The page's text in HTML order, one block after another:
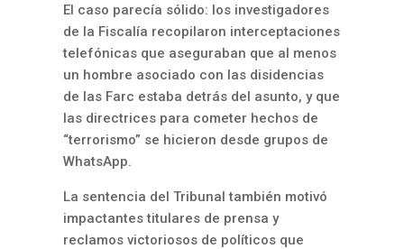
El caso parecía sólido: los investigadores
de la Fiscalía recopilaron interceptaciones
telefónicas que aseguraban que al menos
un hombre asociado con las disidencias
de las Farc estaba detrás del asunto, y que
las directrices para cometer hechos de
“terrorismo” se hicieron desde grupos de
WhatsApp.
La sentencia del Tribunal también motivó
impactantes titulares de prensa y
reclamos victoriosos de políticos que